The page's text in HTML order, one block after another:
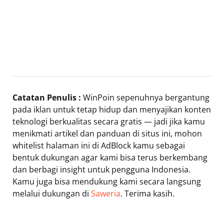
Catatan Penulis : WinPoin sepenuhnya bergantung
pada iklan untuk tetap hidup dan menyajikan konten
teknologi berkualitas secara gratis — jadi jika kamu
menikmati artikel dan panduan di situs ini, mohon
whitelist halaman ini di AdBlock kamu sebagai
bentuk dukungan agar kami bisa terus berkembang
dan berbagi insight untuk pengguna Indonesia.
Kamu juga bisa mendukung kami secara langsung
melalui dukungan di Saweria. Terima kasih.